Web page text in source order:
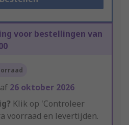
voor bestellingen van
26 oktober 2026
Klik op 'Controleer
voorraad en levertijden.